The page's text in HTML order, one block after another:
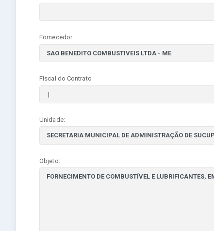
Fornecedor
Fiscal do Contrato
Unidade:
Objeto: